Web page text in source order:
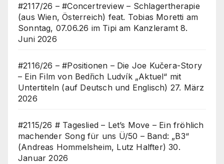
#2117/26 – #Concertreview – Schlagertherapie
(aus Wien, Österreich) feat. Tobias Moretti am
Sonntag, 07.06.26 im Tipi am Kanzleramt 8.
Juni 2026
#2116/26 – #Positionen – Die Joe Kučera-Story
– Ein Film von Bedřich Ludvík „Aktuel“ mit
Untertiteln (auf Deutsch und Englisch) 27. März
2026
#2115/26 # Tageslied – Let’s Move – Ein fröhlich
machender Song für uns Ü/50 – Band: „B3“
(Andreas Hommelsheim, Lutz Halfter) 30.
Januar 2026